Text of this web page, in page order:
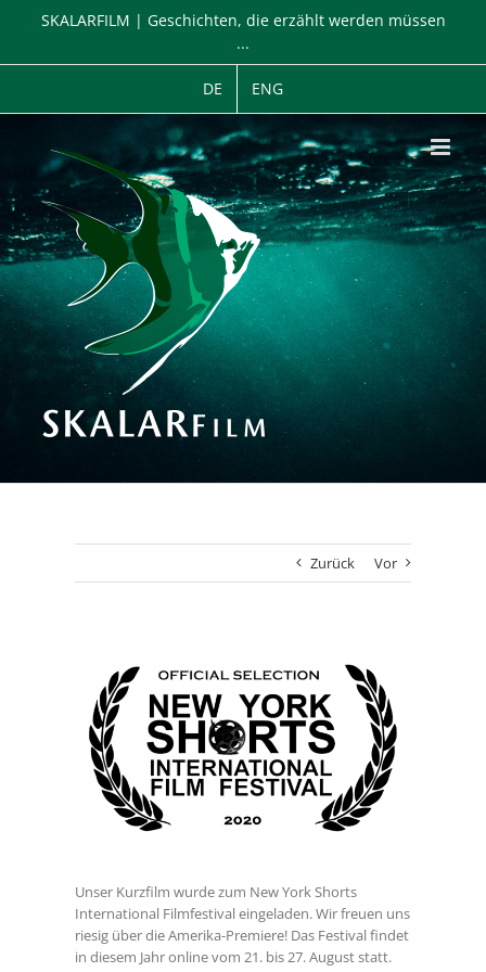
SKALARFILM | Geschichten, die erzählt werden müssen
...
DE ENG
Zurück Vor
grösseres
Bild
Unser Kurzfilm wurde zum New York Shorts
International Filmfestival eingeladen. Wir freuen uns
riesig über die Amerika-Premiere! Das Festival findet
in diesem Jahr online vom 21. bis 27. August statt.